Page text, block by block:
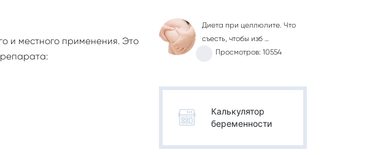
и местного применения. Это
Диета при целлюлите. Что
съесть, чтобы изб …
Просмотров: 10554
Калькулятор
беременности